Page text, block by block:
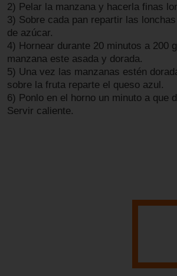
2) Pelar la manzana y hacerla finas
3) Sobre cada pan repartir las
de azúcar.
4) Hornear durante 20 minutos a 200
manzana este asada y dorada.
5) Una vez las manzanas estén
sobre la fruta reparte el queso azul.
6) Ponlo en el horno un minuto a que
Servir caliente.